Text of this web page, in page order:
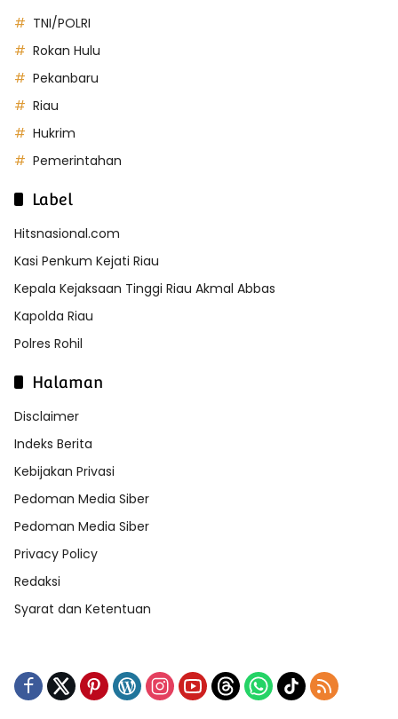
TNI/POLRI
Rokan Hulu
Pekanbaru
Riau
Hukrim
Pemerintahan
Label
Hitsnasional.com
Kasi Penkum Kejati Riau
Kepala Kejaksaan Tinggi Riau Akmal Abbas
Kapolda Riau
Polres Rohil
Halaman
Disclaimer
Indeks Berita
Kebijakan Privasi
Pedoman Media Siber
Pedoman Media Siber
Privacy Policy
Redaksi
Syarat dan Ketentuan